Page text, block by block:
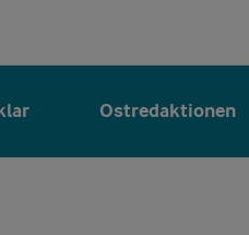
Ostredaktionen